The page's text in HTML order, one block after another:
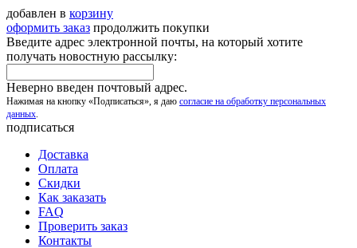
добавлен в корзину
оформить заказ продолжить покупки
Введите адрес электронной почты, на который хотите
получать новостную рассылку:
Неверно введен почтовый адрес.
Нажимая на кнопку «Подписаться», я даю согласие на обработку персональных
данных.
подписаться
Доставка
Оплата
Скидки
Как заказать
FAQ
Проверить заказ
Контакты